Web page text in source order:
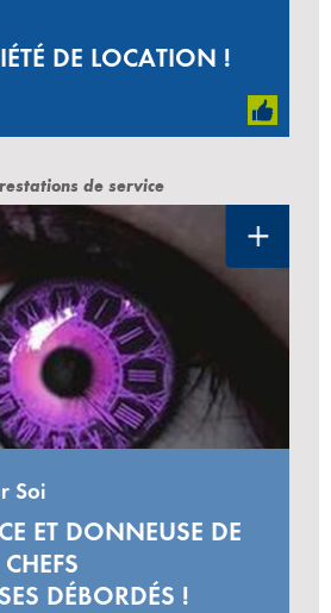
DE LOCATION !
de service
Soi
ET DONNEUSE DE
DÉBORDÉS !